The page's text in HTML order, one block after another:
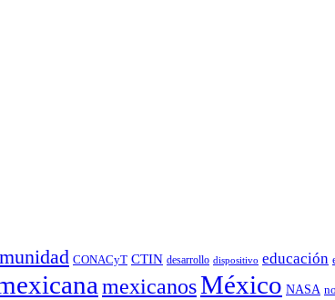
CONACyT CTIN desarrollo dispositivo educación
mexicanosMéxico NASA